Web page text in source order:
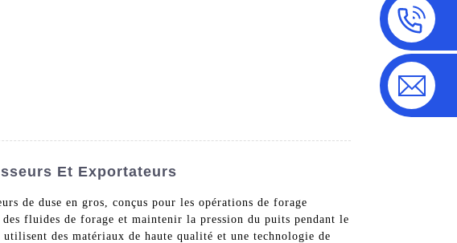
Et Exportateurs
de duse en gros, conçus pour les opérations de forage
fluides de forage et maintenir la pression du puits pendant le
des matériaux de haute qualité et une technologie de